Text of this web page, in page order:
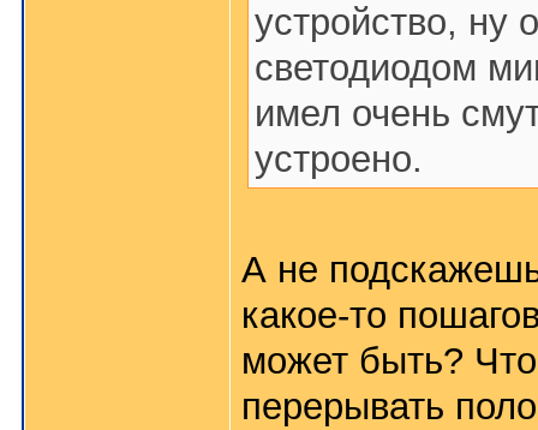
устройство, ну
светодиодом
имел очень
устроено.
А не
какое-то
может быть?
перерывать